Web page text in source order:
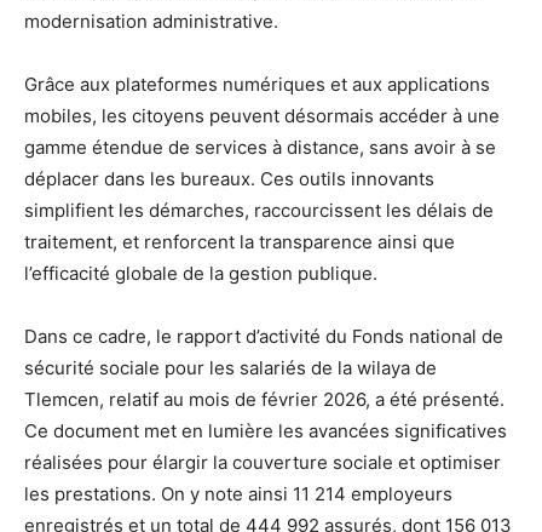
modernisation administrative.
Grâce aux plateformes numériques et aux applications
mobiles, les citoyens peuvent désormais accéder à une
gamme étendue de services à distance, sans avoir à se
déplacer dans les bureaux. Ces outils innovants
simplifient les démarches, raccourcissent les délais de
traitement, et renforcent la transparence ainsi que
l’efficacité globale de la gestion publique.
Dans ce cadre, le rapport d’activité du Fonds national de
sécurité sociale pour les salariés de la wilaya de
Tlemcen, relatif au mois de février 2026, a été présenté.
Ce document met en lumière les avancées significatives
réalisées pour élargir la couverture sociale et optimiser
les prestations. On y note ainsi 11 214 employeurs
enregistrés et un total de 444 992 assurés, dont 156 013